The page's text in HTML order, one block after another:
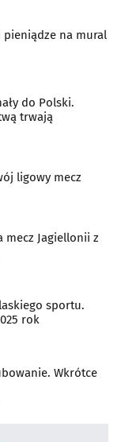
pieniądze na mural
do Polski.
trwają
ligowy mecz
mecz Jagiellonii z
sportu.
rok
Wkrótce